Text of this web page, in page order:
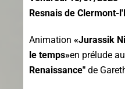
Resnais de Clermont-
Animation «Jurassik
le temps»en prélude
Renaissance" de